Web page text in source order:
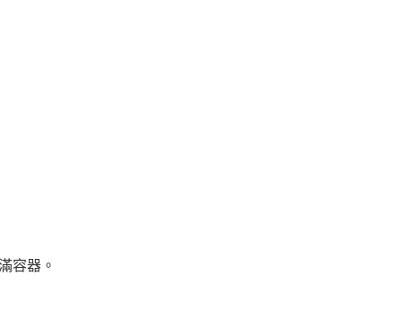
容器。